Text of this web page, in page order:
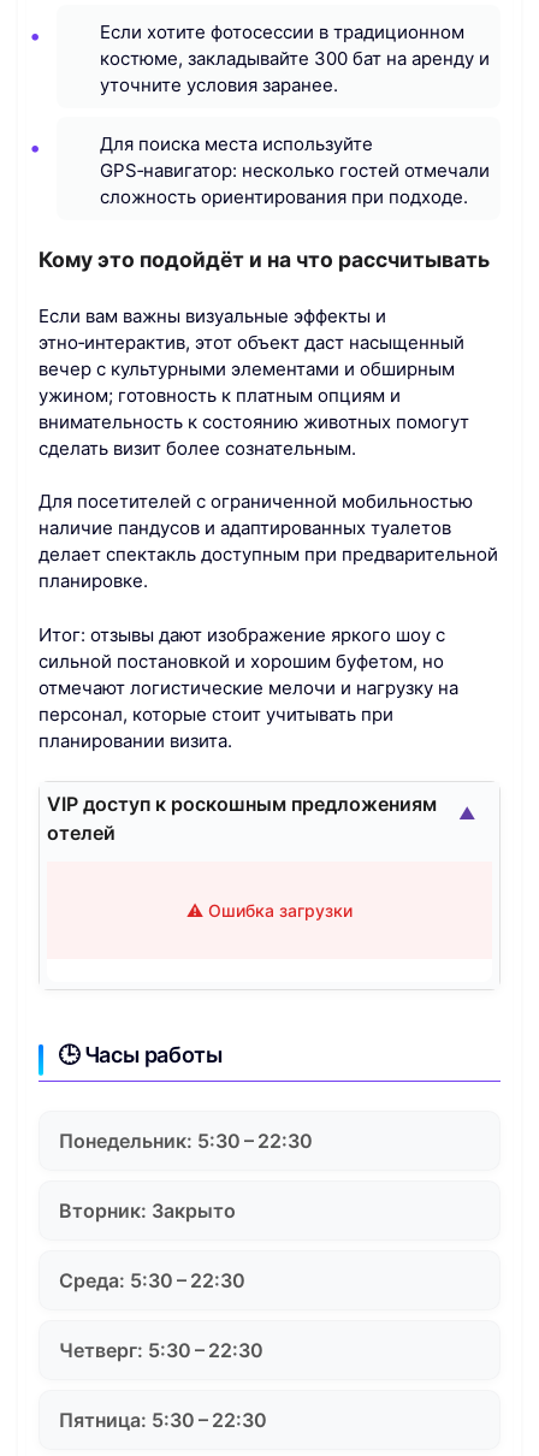
Если хотите фотосессии в традиционном
костюме, закладывайте 300 бат на аренду и
уточните условия заранее.
Для поиска места используйте
GPS‑навигатор: несколько гостей отмечали
сложность ориентирования при подходе.
Кому это подойдёт и на что рассчитывать
Если вам важны визуальные эффекты и
этно‑интерактив, этот объект даст насыщенный
вечер с культурными элементами и обширным
ужином; готовность к платным опциям и
внимательность к состоянию животных помогут
сделать визит более сознательным.
Для посетителей с ограниченной мобильностью
наличие пандусов и адаптированных туалетов
делает спектакль доступным при предварительной
планировке.
Итог: отзывы дают изображение яркого шоу с
сильной постановкой и хорошим буфетом, но
отмечают логистические мелочи и нагрузку на
персонал, которые стоит учитывать при
планировании визита.
VIP доступ к роскошным предложениям
отелей
⚠️ Ошибка загрузки
▲
🕒 Часы работы
Понедельник: 5:30 – 22:30
Вторник: Закрыто
Среда: 5:30 – 22:30
Четверг: 5:30 – 22:30
Пятница: 5:30 – 22:30